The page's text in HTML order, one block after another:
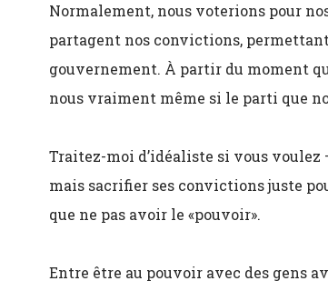
Normalement, nous voterions pour
partagent nos convictions,
gouvernement. À partir du moment
nous vraiment même si le parti que
Traitez-moi d’idéaliste si vous voulez
mais sacrifier ses convictions juste
que ne pas avoir le «pouvoir».
Entre être au pouvoir avec des gens